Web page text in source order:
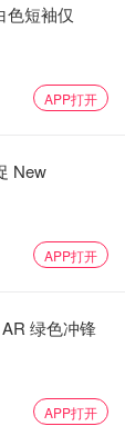
色短袖仅
APP打开
New
APP打开
绿色冲锋
APP打开